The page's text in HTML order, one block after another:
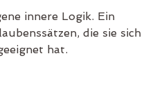
innere Logik. Ein
die sie sich
hat.